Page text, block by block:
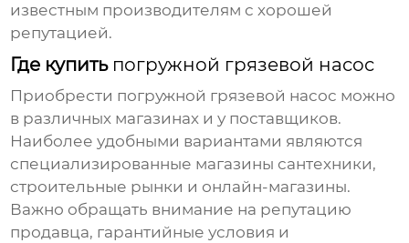
известным производителям с хорошей
репутацией.
Где купить погружной грязевой насос
Приобрести погружной грязевой насос можно
в различных магазинах и у поставщиков.
Наиболее удобными вариантами являются
специализированные магазины сантехники,
строительные рынки и онлайн-магазины.
Важно обращать внимание на репутацию
продавца, гарантийные условия и